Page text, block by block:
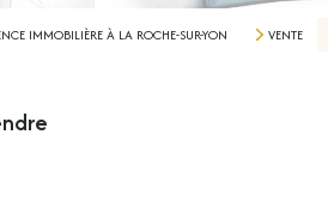
IMMOBILIÈRE À LA ROCHE-SUR-YON VENTE